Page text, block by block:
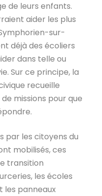
de leurs enfants.
aider les plus
sur-
déjà des écoliers
dans telle ou
Sur ce principe, la
recueille
missions pour que
par les citoyens du
mobilisés, ces
transition
les écoles
les panneaux